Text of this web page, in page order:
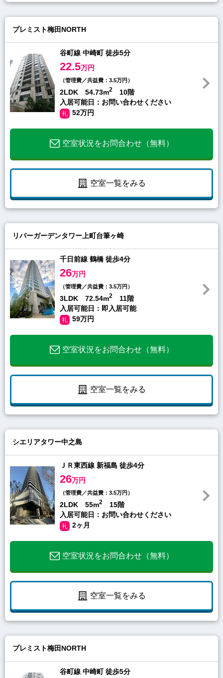
プレミスト梅田NORTH
谷町線 中崎町 徒歩5分
22.5万円
（管理費／共益費：3.5万円）
2LDK 54.73m2
10階
入居可能日：お問い合わせください
礼 52万円
空室状況をお問合わせ（無料）
空室一覧をみる
リバーガーデンタワー上町台筆ヶ崎
千日前線 鶴橋 徒歩4分
26万円
（管理費／共益費：3.5万円）
3LDK 72.54m2
11階
入居可能日：即入居可能
礼 59万円
空室状況をお問合わせ（無料）
空室一覧をみる
シエリアタワー中之島
ＪＲ東西線 新福島 徒歩4分
26万円
（管理費／共益費：3.5万円）
2LDK 55m2
15階
入居可能日：お問い合わせください
礼 2ヶ月
空室状況をお問合わせ（無料）
空室一覧をみる
プレミスト梅田NORTH
谷町線 中崎町 徒歩5分